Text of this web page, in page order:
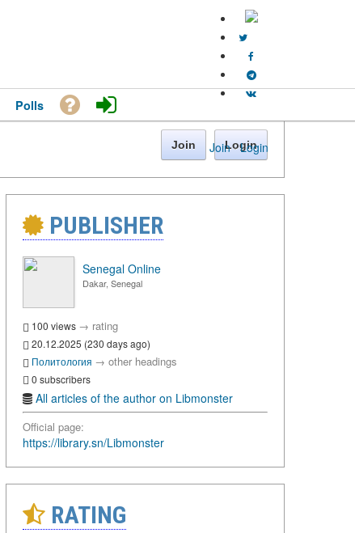
Join · Login
Polls
Join Login
PUBLISHER
Senegal Online
Dakar, Senegal
100 views → rating
20.12.2025 (230 days ago)
Политология → other headings
0 subscribers
All articles of the author on Libmonster
Official page:
https://library.sn/Libmonster
RATING